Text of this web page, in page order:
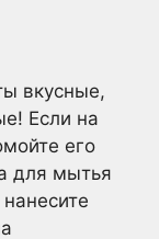
вкусные,
Если на
его
для мытья